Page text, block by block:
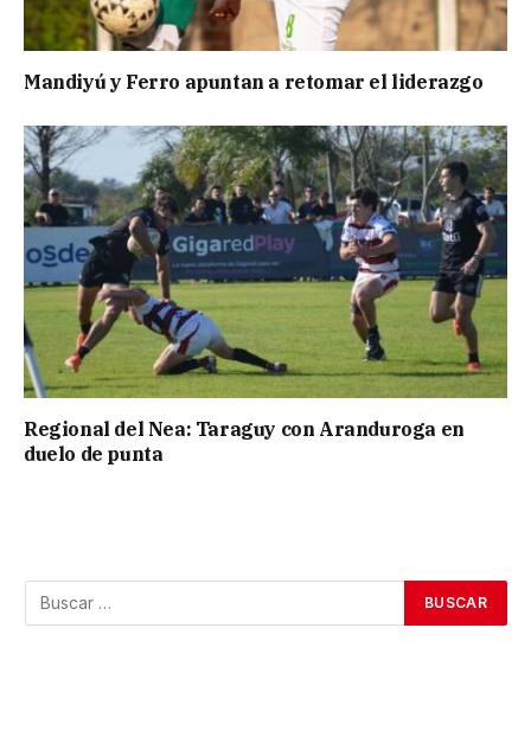
Mandiyú y Ferro apuntan a retomar el liderazgo
Regional del Nea: Taraguy con Aranduroga en
duelo de punta